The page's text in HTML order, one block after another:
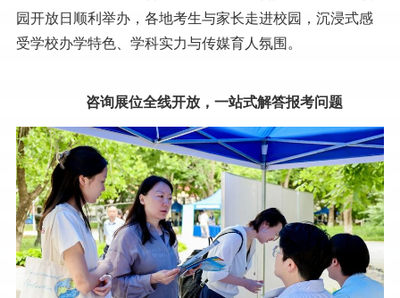
园开放日顺利举办，各地考生与家长走进校园，沉浸式感
受学校办学特色、学科实力与传媒育人氛围。
咨询展位全线开放，一站式解答报考问题